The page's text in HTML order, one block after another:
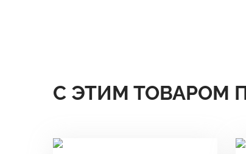
С ЭТИМ ТОВАРОМ